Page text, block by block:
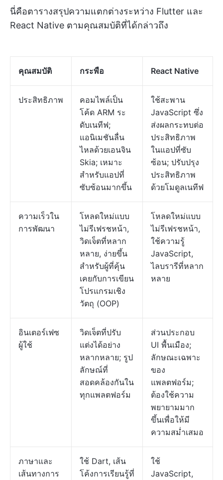
นี่คือตารางสรุปความแตกต่างระหว่าง Flutter และ
React Native ตามคุณสมบัติที่ได้กล่าวถึง
คุณสมบัติ กระพือ React Native
ประสิทธิภาพ
คอมไพล์เป็น
โค้ด ARM ระ
ดับเนทีฟ;
แอนิเมชันลื่น
ไหลด้วยเอนจิน
Skia; เหมาะ
สำหรับแอปที่
ซับซ้อนมากขึ้น
ใช้สะพาน
JavaScript ซึ่ง
ส่งผลกระทบต่อ
ประสิทธิภาพ
ในแอปที่ซับ
ซ้อน; ปรับปรุง
ประสิทธิภาพ
ด้วยโมดูลเนทีฟ
ความเร็วใน
การพัฒนา
โหลดใหม่แบบ
ไม่รีเฟรชหน้า,
วิดเจ็ตที่หลาก
หลาย, ง่ายขึ้น
สำหรับผู้ที่คุ้น
เคยกับการเขียน
โปรแกรมเชิง
วัตถุ (OOP)
โหลดใหม่แบบ
ไม่รีเฟรชหน้า,
ใช้ความรู้
JavaScript,
ไลบรารีที่หลาก
หลาย
อินเตอร์เฟซ
ผู้ใช้
วิดเจ็ตที่ปรับ
แต่งได้อย่าง
หลากหลาย; รูป
ลักษณ์ที่
สอดคล้องกันใน
ทุกแพลตฟอร์ม
ส่วนประกอบ
UI พื้นเมือง;
ลักษณะเฉพาะ
ของ
แพลตฟอร์ม;
ต้องใช้ความ
พยายามมาก
ขึ้นเพื่อให้มี
ความสม่ำเสมอ
ภาษาและ
เส้นทางการ
ใช้ Dart, เส้น
โค้งการเรียนรู้ที่
ใช้
JavaScript,